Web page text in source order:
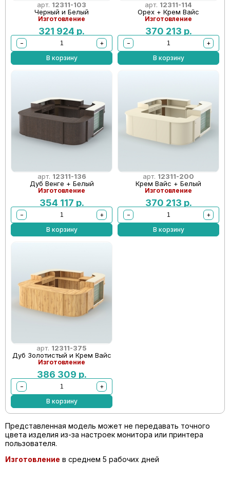
арт. 12311-103
Черный и Белый
Изготовление
321 924 р.
−
+
В корзину
арт. 12311-114
Орех + Крем Вайс
Изготовление
370 213 р.
−
+
В корзину
арт. 12311-136
Дуб Венге + Белый
Изготовление
354 117 р.
−
+
В корзину
арт. 12311-200
Крем Вайс + Белый
Изготовление
370 213 р.
−
+
В корзину
арт. 12311-375
Дуб Золотистый и Крем Вайс
Изготовление
386 309 р.
−
+
В корзину
Представленная модель может не передавать точного
цвета изделия из-за настроек монитора или принтера
пользователя.
Изготовление в среднем 5 рабочих дней